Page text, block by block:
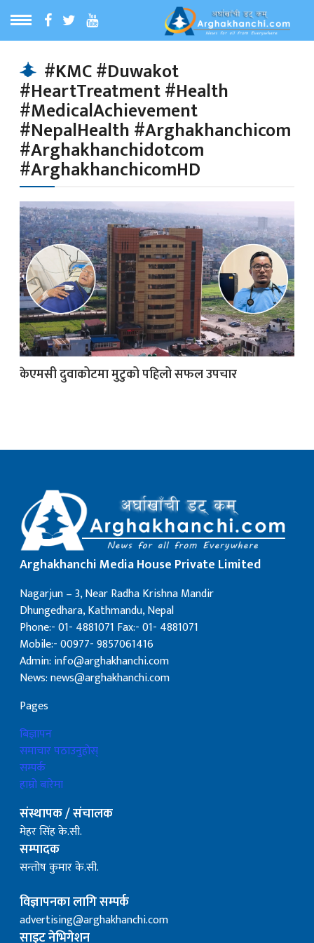
MENU
समाचार
समाचार
समाचार
#KMC #Duwakot
#HeartTreatment #Health
#MedicalAchievement
#NepalHealth #Arghakhanchicom
#Arghakhanchidotcom
#ArghakhanchicomHD
केएमसी दुवाकोटमा मुटुको पहिलो सफल उपचार
Arghakhanchi Media House Private Limited
Nagarjun – 3, Near Radha Krishna Mandir
Dhungedhara, Kathmandu, Nepal
Phone:- 01- 4881071 Fax:- 01- 4881071
Mobile:- 00977- 9857061416
Admin: info@arghakhanchi.com
News: news@arghakhanchi.com
Pages
बिज्ञापन
समाचार पठाउनुहोस्
सम्पर्क
हाम्रो बारेमा
संस्थापक / संचालक
मेहर सिंह के.सी.
सम्पादक
सन्तोष कुमार के.सी.
विज्ञापनका लागि सम्पर्क
advertising@arghakhanchi.com
साइट नेभिगेशन